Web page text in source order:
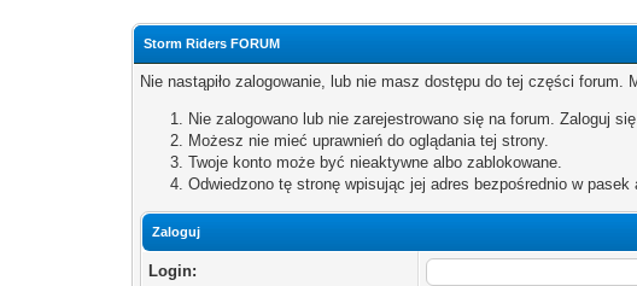
Storm Riders FORUM
Nie nastąpiło zalogowanie, lub nie masz dostępu do tej części forum.
Nie zalogowano lub nie zarejestrowano się na forum. Zaloguj
Możesz nie mieć uprawnień do oglądania tej strony.
Twoje konto może być nieaktywne albo zablokowane.
Odwiedzono tę stronę wpisując jej adres bezpośrednio w
Zaloguj
Login: